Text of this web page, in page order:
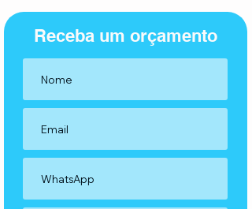
Receba um orçamento